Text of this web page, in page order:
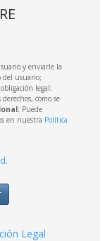
y enviarle la
del usuario;
legal;
como se
: Puede
en nuestra Política
.
Legal